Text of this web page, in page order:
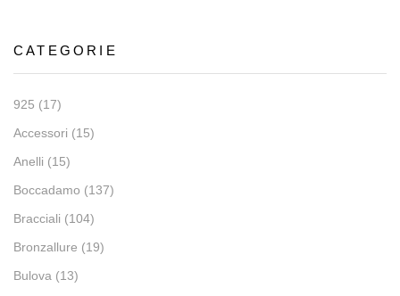
CATEGORIE
925 (17)
Accessori (15)
Anelli (15)
Boccadamo (137)
Bracciali (104)
Bronzallure (19)
Bulova (13)